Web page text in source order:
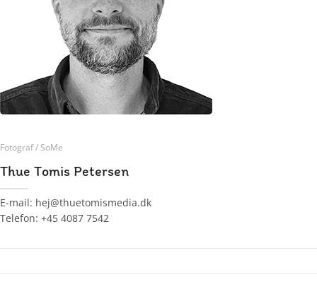
Fotograf / SoMe
Thue Tomis Petersen
E-mail: hej@thuetomismedia.dk
Telefon: +45 4087 7542